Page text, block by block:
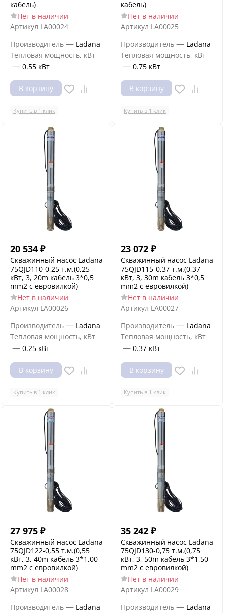
кабель)
Нет в наличии
Артикул LA00024
Производитель — Ladana
Тепловая мощность, кВт
— 0.55 кВт
В корзину
Купить в 1 клик
кабель)
Нет в наличии
Артикул LA00025
Производитель — Ladana
Тепловая мощность, кВт
— 0.75 кВт
В корзину
Купить в 1 клик
20 534 ₽
Скважинный насос Ladana
75QJD110-0,25 т.м.(0,25
кВт, 3, 20m кабель 3*0,5
mm2 с евровилкой)
Нет в наличии
Артикул LA00026
Производитель — Ladana
Тепловая мощность, кВт
— 0.25 кВт
В корзину
Купить в 1 клик
23 072 ₽
Скважинный насос Ladana
75QJD115-0,37 т.м.(0,37
кВт, 3, 30m кабель 3*0,5
mm2 с евровилкой)
Нет в наличии
Артикул LA00027
Производитель — Ladana
Тепловая мощность, кВт
— 0.37 кВт
В корзину
Купить в 1 клик
27 975 ₽
Скважинный насос Ladana
75QJD122-0,55 т.м.(0,55
кВт, 3, 40m кабель 3*1,00
mm2 с евровилкой)
Нет в наличии
Артикул LA00028
Производитель — Ladana
35 242 ₽
Скважинный насос Ladana
75QJD130-0,75 т.м.(0,75
кВт, 3, 50m кабель 3*1,50
mm2 с евровилкой)
Нет в наличии
Артикул LA00029
Производитель — Ladana